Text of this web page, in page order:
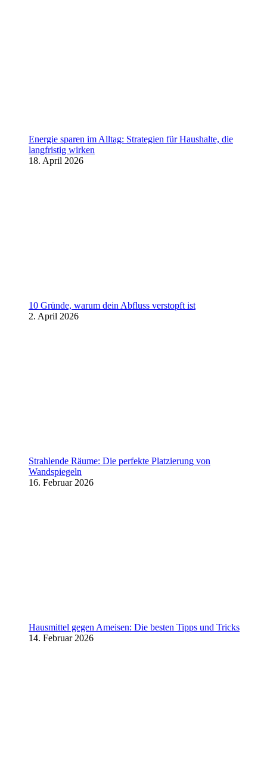
Energie sparen im Alltag: Strategien für Haushalte, die
langfristig wirken
18. April 2026
10 Gründe, warum dein Abfluss verstopft ist
2. April 2026
Strahlende Räume: Die perfekte Platzierung von
Wandspiegeln
16. Februar 2026
Hausmittel gegen Ameisen: Die besten Tipps und Tricks
14. Februar 2026